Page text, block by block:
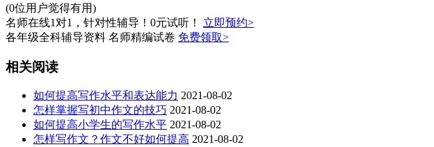
(0位用户觉得有用)
名师在线1对1，针对性辅导！0元试听！
立即预约>
各年级全科辅导资料 名师精编试卷 免费领取>
相关阅读
如何提高写作水平和表达能力 2021-08-02
怎样掌握写初中作文的技巧 2021-08-02
如何提高小学生的写作水平 2021-08-02
怎样写作文？作文不好如何提高 2021-08-02